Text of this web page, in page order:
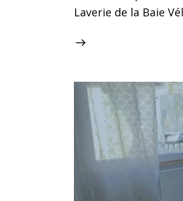
Laverie de la Baie